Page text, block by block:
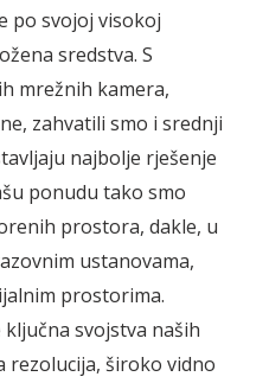
po svojoj visokoj
sredstva. S
mrežnih kamera,
zahvatili smo i srednji
najbolje rješenje
ponudu tako smo
prostora, dakle, u
ustanovama,
prostorima.
svojstva naših
rezolucija, široko vidno